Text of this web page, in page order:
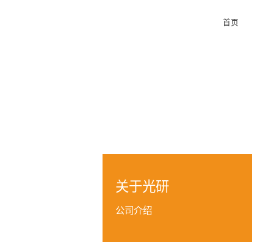
首页
关于光研
公司介绍